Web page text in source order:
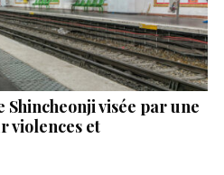
Shincheonji visée par une
violences et